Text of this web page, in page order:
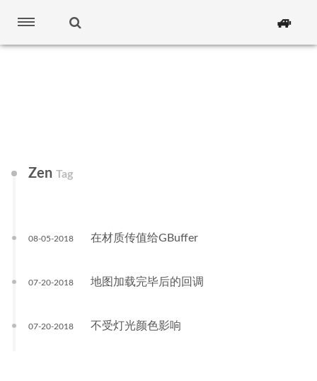
🚙
Zen Tag
在材质传值给GBuffer
08-05-2018
地图加载完毕后的回调
07-20-2018
不受灯光颜色影响
07-20-2018